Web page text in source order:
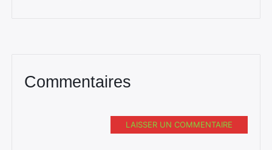
Commentaires
LAISSER UN COMMENTAIRE